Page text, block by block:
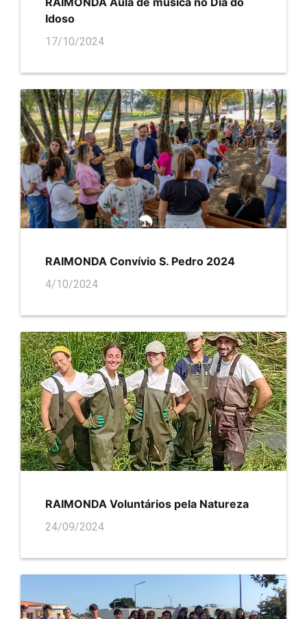
Idoso
17/10/2024
RAIMONDA Convívio S. Pedro 2024
4/10/2024
RAIMONDA Voluntários pela Natureza
24/09/2024